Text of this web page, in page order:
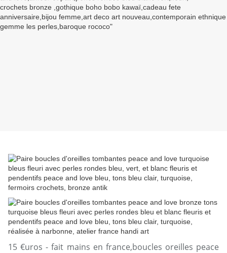
15 €uros - fait mains en france,boucles oreilles peace